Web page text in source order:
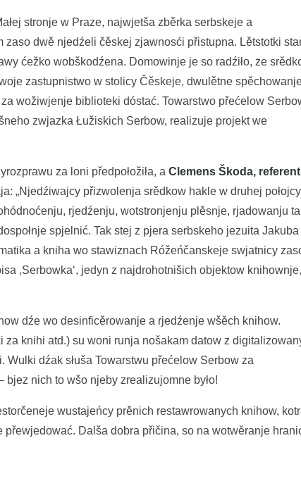
stronje w Praze, najwjetša zběrka serbskeje a
dwě njedźeli čěskej zjawnosći přistupna. Lětstotki
ćežko wobškodźena. Domowinje je so radźiło, ze
zastupnistwo w stolicy Čěskeje, dwulětne
wožiwjenje biblioteki dóstać. Towarstwo přećelow
zwjazka Łužiskich Serbow, realizuje projekt we
za loni předpołožiła, a Clemens Škoda, referent
„Njedźiwajcy přizwolenja srědkow hakle w druhej połojcy
rjedźenju, wotstronjenju plěsnje, rjadowanju
spjelnić. Tak stej z pjera serbskeho jezuita Jakuba
a kniha wo stawiznach Róžeńčanskeje swjatnicy
,Serbowka‘, jedyn z najdrohotnišich objektow
dźe wo desinficěrowanje a rjedźenje wšěch knihow.
za knihi atd.) su woni runja nošakam datow z
dźak słuša Towarstwu přećelow Serbow za
nich to wšo njeby zrealizujomne było!
wustajeńcy prěnich restawrowanych knihow,
Dalša dobra přičina, so na wotwěranje